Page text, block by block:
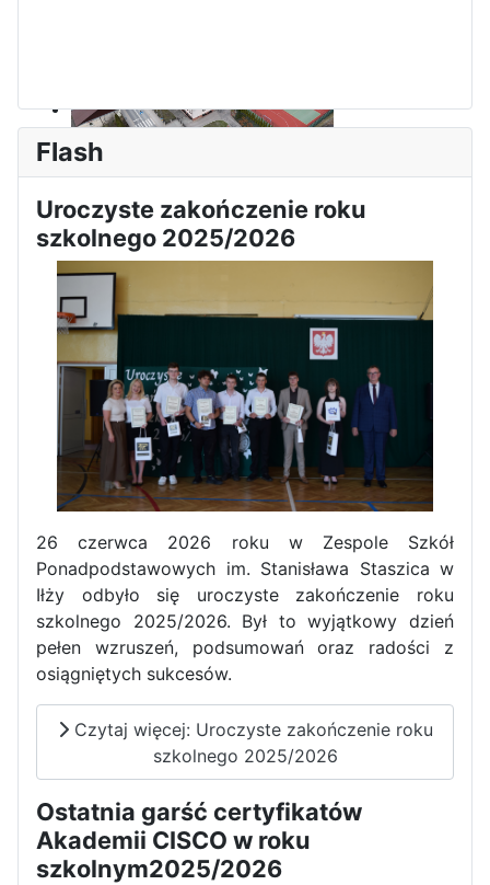
Informatycy zapraszają do
Staszica w Iłży!
Zakończenie roku maturzystów
Zakończenie praktyk w
Portugalii
Flash
Uroczyste zakończenie roku
szkolnego 2025/2026
26 czerwca 2026 roku w Zespole Szkół
Ponadpodstawowych im. Stanisława Staszica w
Iłży odbyło się uroczyste zakończenie roku
szkolnego 2025/2026. Był to wyjątkowy dzień
pełen wzruszeń, podsumowań oraz radości z
osiągniętych sukcesów.
Czytaj więcej: Uroczyste zakończenie roku
szkolnego 2025/2026
Ostatnia garść certyfikatów
Akademii CISCO w roku
szkolnym2025/2026